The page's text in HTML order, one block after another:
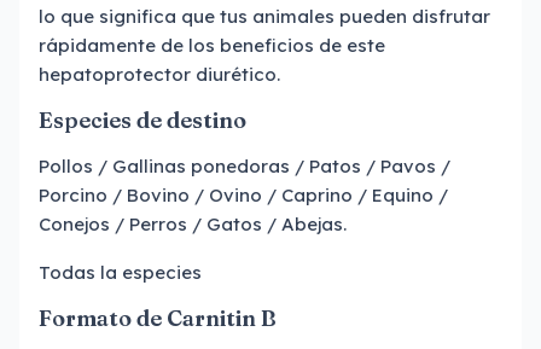
lo que significa que tus animales pueden disfrutar
rápidamente de los beneficios de este
hepatoprotector diurético.
Especies de destino
Pollos / Gallinas ponedoras / Patos / Pavos /
Porcino / Bovino / Ovino / Caprino / Equino /
Conejos / Perros / Gatos / Abejas.
Todas la especies
Formato de Carnitin B